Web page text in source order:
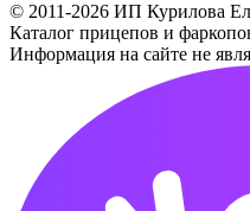
© 2011-2026 ИП Курилова
Каталог прицепов и
Информация на сайте не